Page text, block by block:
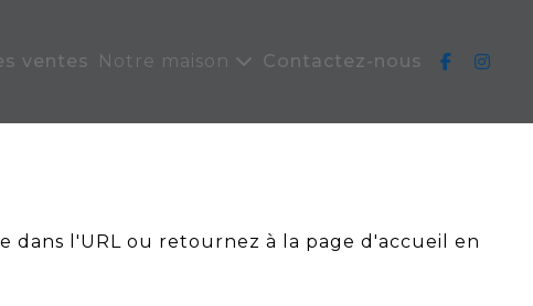
ventes Notre maison Contactez-nous
l'URL ou retournez à la page d'accueil en